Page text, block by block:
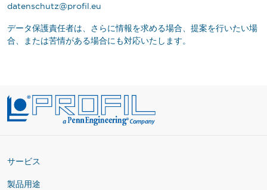
datenschutz@profil.eu
データ保護責任者は、さらに情報を求める場合、提案を行いたい場
合、または苦情がある場合にも対応いたします。
サービス
製品用途